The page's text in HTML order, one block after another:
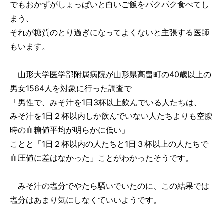
でもおかずがしょっぱいと白いご飯をパクパク食べてし
まう、
それが糖質のとり過ぎになってよくないと主張する医師
もいます。
山形大学医学部附属病院が山形県高畠町の40歳以上の
男女1564人を対象に行った調査で
「男性で、みそ汁を1日3杯以上飲んでいる人たちは、
みそ汁を1日２杯以内しか飲んでいない人たちよりも空腹
時の血糖値平均が明らかに低い」
ことと「1日２杯以内の人たちと1日３杯以上の人たちで
血圧値に差はなかった」ことがわかったそうです。
みそ汁の塩分でやたら騒いでいたのに、この結果では
塩分はあまり気にしなくていいようです。